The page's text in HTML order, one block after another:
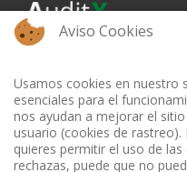
Aviso Cookies
Usamos cookies en nuestro
esenciales para el
nos ayudan a mejorar el
usuario (cookies de
quieres permitir el uso de
rechazas, puede que no